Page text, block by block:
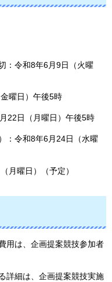
：令和8年6月9日（火曜
曜日）午後5時
22日（月曜日）午後5時
：令和8年6月24日（水曜
月曜日）（予定）
用は、企画提案競技参加者
詳細は、企画提案競技実施